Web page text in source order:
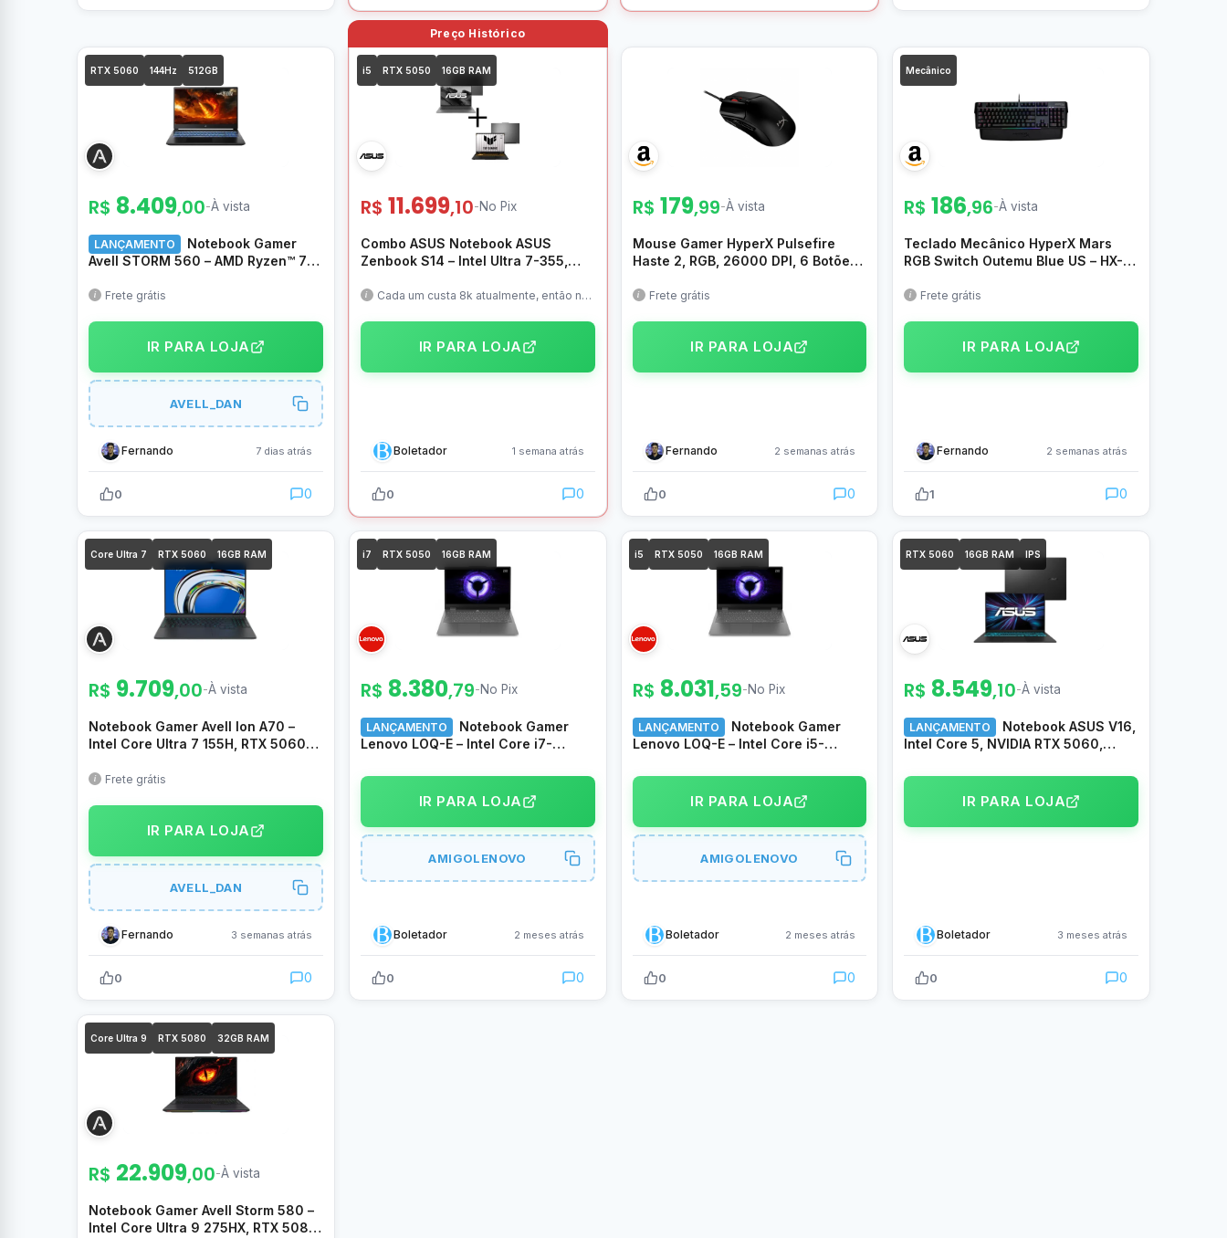
RTX 5060 144Hz 512GB
R$ 8.409,00-À vista
LANÇAMENTO
Notebook Gamer
Avell STORM 560 – AMD Ryzen™ 7
Power/115W), 8GB RAM 5600MHz,
SO – MN000149
Frete grátis
IR PARA LOJA
AVELL_DAN
Fernando 7 dias atrás
0 0
i5 RTX 5050 16GB RAM
R$ 11.699,10- No Pix
Combo ASUS Notebook ASUS
Zenbook S14 – Intel Ultra 7-355,
OLED 2,8K 120Hz – UX5406AA-
Gaming F16 – I5 14450HX, RTX
5050, 16GB RAM, 512GB SSD, 16″
IPS FHD 165Hz – FX608JHR-RV122W
Cada um custa 8k atualmente, então no
IR PARA LOJA
Boletador 1 semana atrás
0 0
R$ 179,99-À vista
Mouse Gamer HyperX Pulsefire
Haste 2, RGB, 26000 DPI, 6 Botões,
Frete grátis
IR PARA LOJA
Fernando 2 semanas atrás
0 0
Mecânico
R$ 186,96-À vista
Teclado Mecânico HyperX Mars
RGB Switch Outemu Blue US – HX-
Frete grátis
IR PARA LOJA
Fernando 2 semanas atrás
1 0
Core Ultra 7 RTX 5060 16GB RAM
R$ 9.709,00-À vista
Notebook Gamer Avell Ion A70 –
Intel Core Ultra 7 155H, RTX 5060
SSD, 15,3″ QHD+ 180Hz WVA/IPS,
Frete grátis
IR PARA LOJA
AVELL_DAN
Fernando 3 semanas atrás
0 0
i7 RTX 5050 16GB RAM
R$ 8.380,79- No Pix
LANÇAMENTO
Notebook Gamer
Lenovo LOQ-E – Intel Core i7-
512GB SSD 15.6″ IPS 144Hz 100%
sRGB Linux Luna Grey 15IRX11 –
IR PARA LOJA
AMIGOLENOVO
Boletador 2 meses atrás
0 0
i5 RTX 5050 16GB RAM
R$ 8.031,59- No Pix
LANÇAMENTO
Notebook Gamer
Lenovo LOQ-E – Intel Core i5-
512GB SSD 15.6″ IPS 144Hz 100%
sRGB Linux Luna Grey 15IRX11 –
IR PARA LOJA
AMIGOLENOVO
Boletador 2 meses atrás
0 0
RTX 5060 16GB RAM IPS
R$ 8.549,10-À vista
LANÇAMENTO
Notebook ASUS V16,
Intel Core 5, NVIDIA RTX 5060,
Home, 16″ LCD LED FHD nível IPS,
Matte Black – V3607VM-RP138W
IR PARA LOJA
Boletador 3 meses atrás
0 0
Core Ultra 9 RTX 5080 32GB RAM
R$ 22.909,00-À vista
Notebook Gamer Avell Storm 580 –
Intel Core Ultra 9 275HX, RTX 5080